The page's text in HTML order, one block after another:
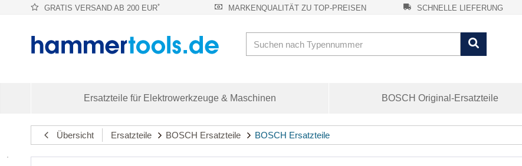
GRATIS VERSAND AB 200 EUR* MARKENQUALITÄT ZU TOP-PREISEN SCHNELLE LIEFERUNG
Ersatzteile für Elektrowerkzeuge & Maschinen BOSCH Original-Ersatzteile
Übersicht Ersatzteile BOSCH Ersatzteile BOSCH Ersatzteile